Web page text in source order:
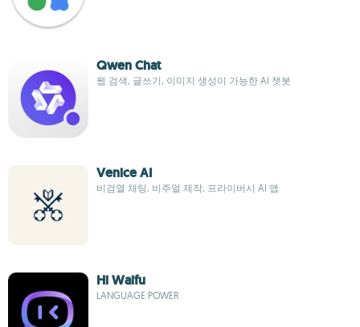
Qwen Chat
웹 검색, 글쓰기, 이미지 생성이 가능한 AI 챗봇
Venice AI
비검열 채팅, 비주얼 제작, 프라이버시 AI 앱
Hi Waifu
LANGUAGE POWER